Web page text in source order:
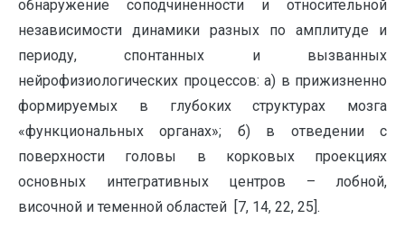
обнаружение соподчиненности и относительной
независимости динамики разных по амплитуде и
периоду, спонтанных и вызванных
нейрофизиологических процессов: а) в прижизненно
формируемых в глубоких структурах мозга
«функциональных органах»; б) в отведении с
поверхности головы в корковых проекциях
основных интегративных центров – лобной,
височной и теменной областей [7, 14, 22, 25].